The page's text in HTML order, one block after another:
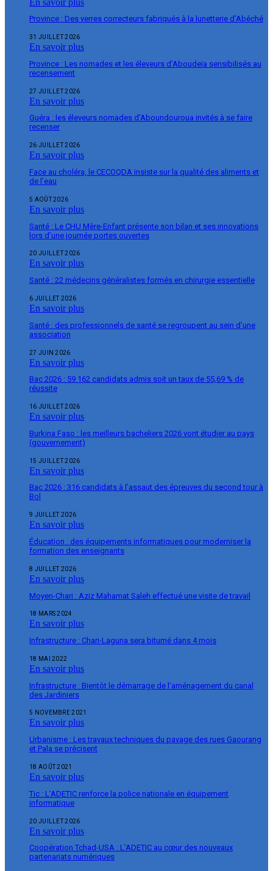
Province : Des verres correcteurs fabriqués à la lunetterie d’Abéché
31 JUILLET 2026
En savoir plus
Province : Les nomades et les éleveurs d’Aboudeïa sensibilisés au
recensement
27 JUILLET 2026
En savoir plus
Guéra : les éleveurs nomades d’Aboundouroua invités à se faire
recenser
26 JUILLET 2026
En savoir plus
Face au choléra, le CECOQDA insiste sur la qualité des aliments et
de l’eau
5 AOÛT 2026
En savoir plus
Santé : Le CHU Mère-Enfant présente son bilan et ses innovations
lors d’une journée portes ouvertes
20 JUILLET 2026
En savoir plus
Santé : 22 médecins généralistes formés en chirurgie essentielle
6 JUILLET 2026
En savoir plus
Santé : des professionnels de santé se regroupent au sein d’une
association
27 JUIN 2026
En savoir plus
Bac 2026 : 59 162 candidats admis soit un taux de 55,69 % de
réussite
16 JUILLET 2026
En savoir plus
Burkina Faso : les meilleurs bacheliers 2026 vont étudier au pays
(gouvernement)
15 JUILLET 2026
En savoir plus
Bac 2026 : 316 candidats à l’assaut des épreuves du second tour à
Bol
9 JUILLET 2026
En savoir plus
Éducation : des équipements informatiques pour moderniser la
formation des enseignants
8 JUILLET 2026
En savoir plus
Moyen-Chari : Aziz Mahamat Saleh effectué une visite de travail
18 MARS 2024
En savoir plus
Infrastructure : Chari-Laguna sera bitumé dans 4 mois
18 MAI 2022
En savoir plus
Infrastructure : Bientôt le démarrage de l’aménagement du canal
des Jardiniers
5 NOVEMBRE 2021
En savoir plus
Urbanisme : Les travaux techniques du pavage des rues Gaourang
et Pala se précisent
18 AOÛT 2021
En savoir plus
Tic : L’ADETIC renforce la police nationale en équipement
informatique
20 JUILLET 2026
En savoir plus
Coopération Tchad-USA : L’ADETIC au cœur des nouveaux
partenariats numériques